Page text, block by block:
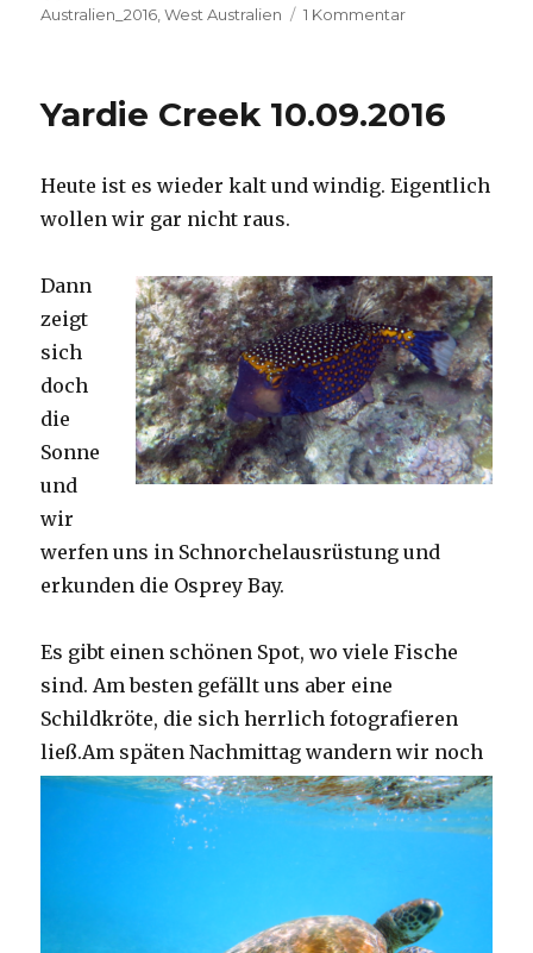
am
Australien_2016 ,West Australien 1 Kommentarzu
Yardie Creek 10.09.2016
Heute ist es wieder kalt und windig. Eigentlich
wollen wir gar nicht raus.
Dann
zeigt
sich
doch
die
Sonne
und
wir
werfen uns in Schnorchelausrüstung und
erkunden die Osprey Bay.
Es gibt einen schönen Spot, wo viele Fische
sind. Am besten gefällt uns aber eine
Schildkröte, die sich herrlich fotografieren
ließ.Am späten Nachmittag wandern wir noch